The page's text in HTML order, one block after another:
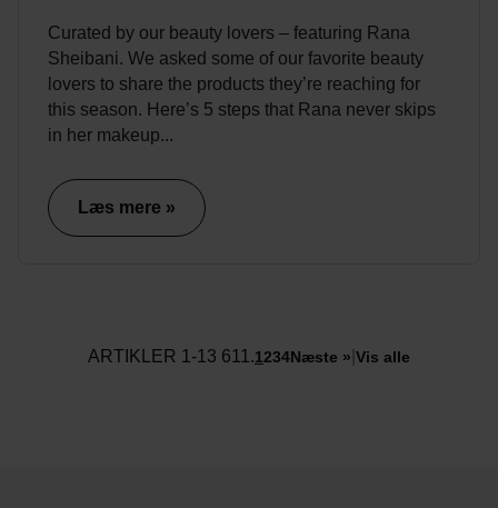
Curated by our beauty lovers – featuring Rana
Sheibani. We asked some of our favorite beauty
lovers to share the products they’re reaching for
this season. Here’s 5 steps that Rana never skips
in her makeup...
Læs mere »
ARTIKLER 1-13 611.1234Næste » Vis alle